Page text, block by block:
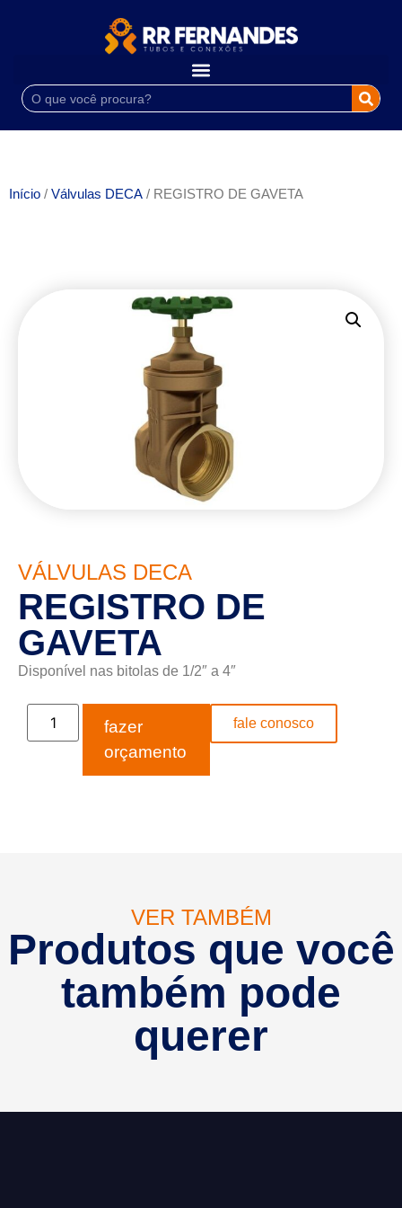
Início / Válvulas DECA / REGISTRO DE GAVETA
VÁLVULAS DECA
REGISTRO DE
GAVETA
Disponível nas bitolas de 1/2″ a 4″
fazer
orçamento
fale conosco
VER TAMBÉM
Produtos que você
também pode
querer